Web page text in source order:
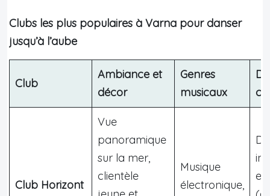
Clubs les plus populaires à Varna pour danser
jusqu’à l’aube
Club
Ambiance et
décor
Genres
musicaux
Club Horizont
Vue
panoramique
sur la mer,
clientèle
Musique
électronique,
DJ
et